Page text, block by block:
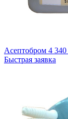
Асептобром 4 340
Быстрая заявка